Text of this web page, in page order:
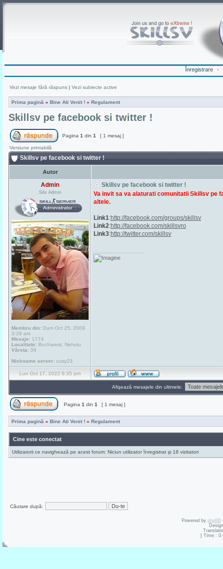
Înregistrare •
Vezi mesaje fără răspuns | Vezi subiecte active
Prima pagină » Bine Ati Venit ! » Regulament
Skillsv pe facebook si twitter !
Pagina 1 din 1 [ 1 mesaj ]
Versiune printabilă
Skillsv pe facebook si twitter !
Autor
Admin
Site Admin
Membru din: Dum Oct 25, 2009
3:29 am
Mesaje: 1774
Localitate: Bucharest, Nehoiu
Vârsta: 39
Nickname server: cusy23
Skillsv pe facebook si twitter !
Va invit sa va alaturati comunitatii Skillsv pe
altele.
Link1:http://facebook.com/groups/skillsv
Link2:http://facebook.com/skillsvro
Link3:http://twitter.com/skillsv
Lun Oct 17, 2022 6:35 pm
Afişează mesajele din ultimele:
Pagina 1 din 1 [ 1 mesaj ]
Prima pagină » Bine Ati Venit ! » Regulament
Cine este conectat
Utilizatorii ce navighează pe acest forum: Niciun utilizator înregistrat şi 18 vizitatori
Căutare după:
Powered by phpBB
[ Time :